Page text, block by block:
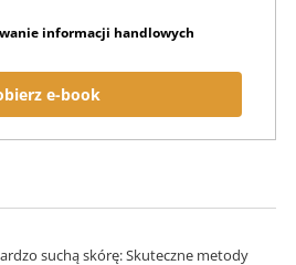
informacji handlowych
e-book
suchą skórę: Skuteczne metody